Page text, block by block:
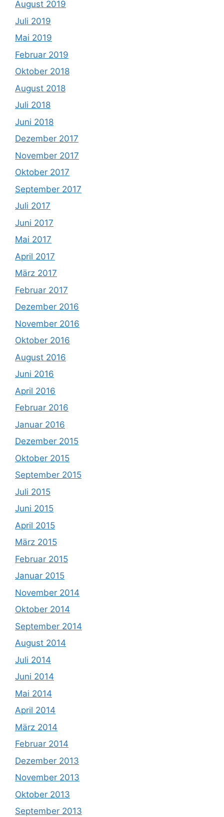
August 2019
Juli 2019
Mai 2019
Februar 2019
Oktober 2018
August 2018
Juli 2018
Juni 2018
Dezember 2017
November 2017
Oktober 2017
September 2017
Juli 2017
Juni 2017
Mai 2017
April 2017
März 2017
Februar 2017
Dezember 2016
November 2016
Oktober 2016
August 2016
Juni 2016
April 2016
Februar 2016
Januar 2016
Dezember 2015
Oktober 2015
September 2015
Juli 2015
Juni 2015
April 2015
März 2015
Februar 2015
Januar 2015
November 2014
Oktober 2014
September 2014
August 2014
Juli 2014
Juni 2014
Mai 2014
April 2014
März 2014
Februar 2014
Dezember 2013
November 2013
Oktober 2013
September 2013